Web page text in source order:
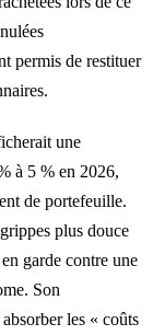
permis de restituer
une
à 5 % en 2026,
de portefeuille.
plus douce
garde contre une
Son
les « coûts